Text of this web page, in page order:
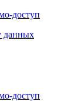
доступ
данных
доступ